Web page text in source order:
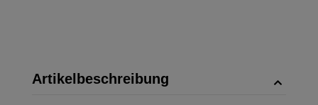
Artikelbeschreibung